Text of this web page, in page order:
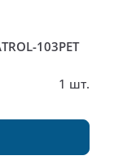
103PET
1 шт.